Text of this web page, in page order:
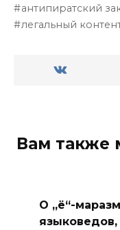
антипиратский
легальный
Вам также
О „ё“-
языковедов,